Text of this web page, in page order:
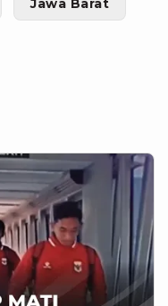
Jawa Barat